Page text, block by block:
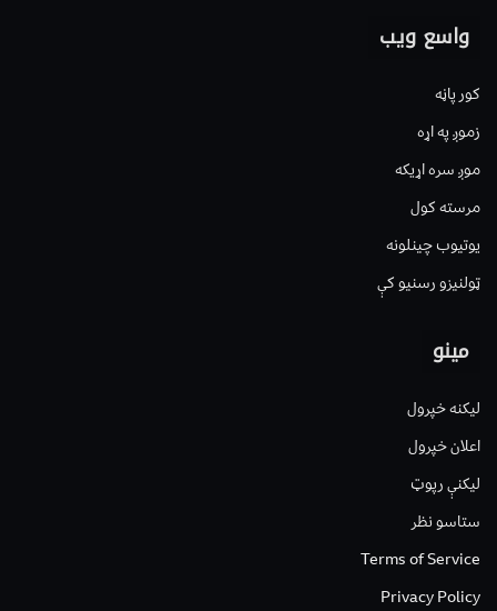
واسع ویب
کور پاڼه
زموږ په اړه
موږ سره اړیکه
مرسته کول
یوتیوب چینلونه
ټولنیزو رسنیو کې
مینو
لیکنه خپرول
اعلان خپرول
لیکنې رپوټ
ستاسو نظر
Terms of Service
Privacy Policy